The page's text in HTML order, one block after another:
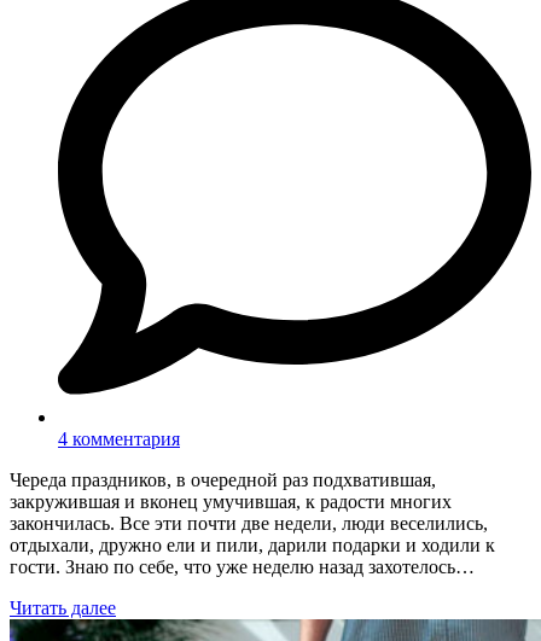
4 комментария
Череда праздников, в очередной раз подхватившая,
закружившая и вконец умучившая, к радости многих
закончилась. Все эти почти две недели, люди веселились,
отдыхали, дружно ели и пили, дарили подарки и ходили к
гости. Знаю по себе, что уже неделю назад захотелось…
Читать далее